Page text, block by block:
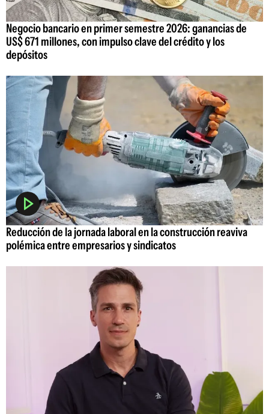
Negocio bancario en primer semestre 2026: ganancias de
US$ 671 millones, con impulso clave del crédito y los
depósitos
Reducción de la jornada laboral en la construcción reaviva
polémica entre empresarios y sindicatos